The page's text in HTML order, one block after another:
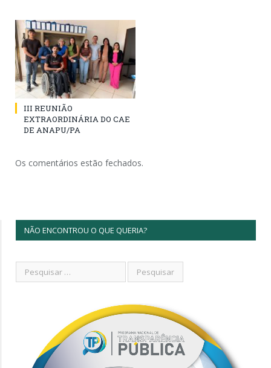
III REUNIÃO
EXTRAORDINÁRIA DO CAE
DE ANAPU/PA
Os comentários estão fechados.
NÃO ENCONTROU O QUE QUERIA?